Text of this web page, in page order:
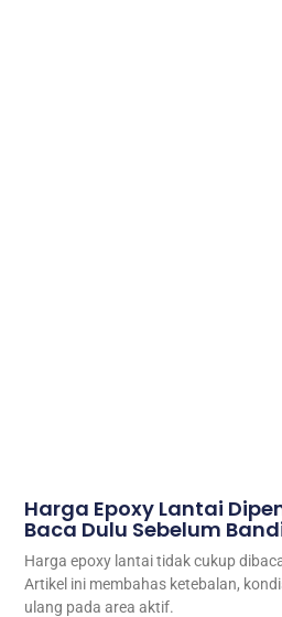
Harga Epoxy Lantai
Baca Dulu Sebelum
Harga epoxy lantai tidak cukup
Artikel ini membahas ketebalan,
ulang pada area aktif.